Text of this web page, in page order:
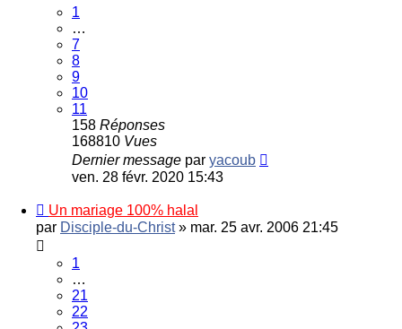
1
…
7
8
9
10
11
158 Réponses
168810 Vues
Dernier message par yacoub
ven. 28 févr. 2020 15:43
Un mariage 100% halal
par Disciple-du-Christ» mar. 25 avr. 2006 21:45
1
…
21
22